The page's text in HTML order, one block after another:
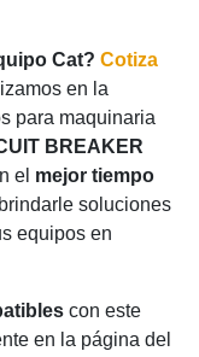
Cat? Cotiza
en la
para maquinaria
BREAKER
el mejor tiempo
soluciones
equipos en
con este
en la página del